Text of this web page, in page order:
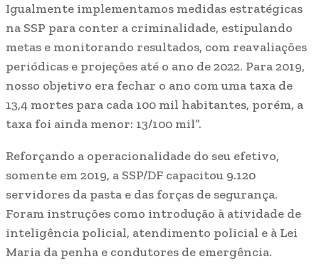
Igualmente implementamos medidas estratégicas
na SSP para conter a criminalidade, estipulando
metas e monitorando resultados, com reavaliações
periódicas e projeções até o ano de 2022. Para 2019,
nosso objetivo era fechar o ano com uma taxa de
13,4 mortes para cada 100 mil habitantes, porém, a
taxa foi ainda menor: 13/100 mil”.
Reforçando a operacionalidade do seu efetivo,
somente em 2019, a SSP/DF capacitou 9.120
servidores da pasta e das forças de segurança.
Foram instruções como introdução à atividade de
inteligência policial, atendimento policial e à Lei
Maria da penha e condutores de emergência.